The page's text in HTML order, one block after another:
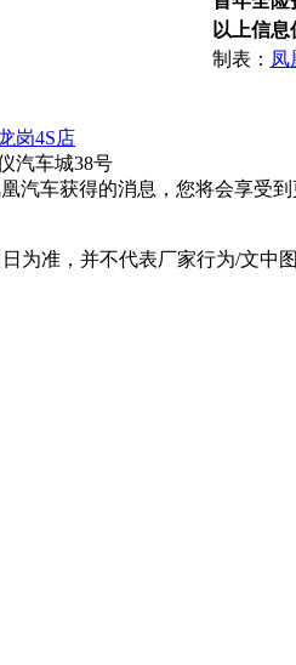
以上信
制表： 凤
岗4S店
汽车城38号
凰汽车获得的消息，您将会享受
为准，并不代表厂家行为/文中